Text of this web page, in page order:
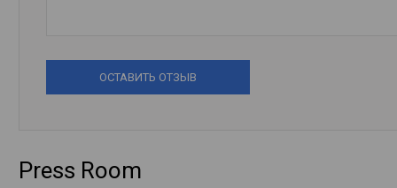
ОСТАВИТЬ ОТЗЫВ
Press Room